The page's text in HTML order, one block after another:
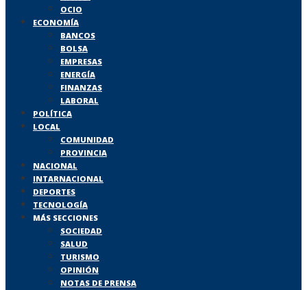
OCIO
ECONOMÍA
BANCOS
BOLSA
EMPRESAS
ENERGÍA
FINANZAS
LABORAL
POLÍTICA
LOCAL
COMUNIDAD
PROVINCIA
NACIONAL
INTARNACIONAL
DEPORTES
TECNOLOGÍA
MÁS SECCIONES
SOCIEDAD
SALUD
TURISMO
OPINIÓN
NOTAS DE PRENSA